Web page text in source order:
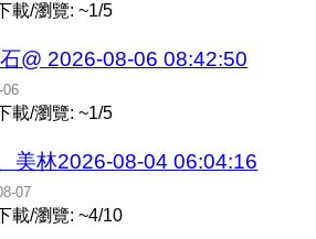
載/瀏覽: ~1/5
@ 2026-08-06 08:42:50
06
載/瀏覽: ~1/5
美林2026-08-04 06:04:16
07
載/瀏覽: ~4/10